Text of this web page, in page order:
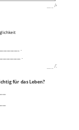
/4P
.
.
/3P
für das Leben?